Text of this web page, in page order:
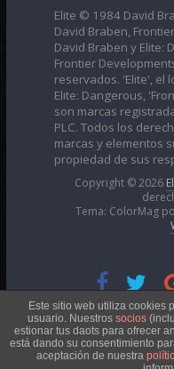
Elite © 1984 David
David Braben,
David Braben y Elite:
Frontier
reservados. 'Elite', el
Elite: Dangerous,
son marcas
PLC. Todos los
marcas y elementos
propiedad de sus
Copyright © 2026
Tema: ColorMag
Esta obra
Atribución-NoComercial 4.0
Este sitio web utiliza cookies
usuario. Nuestros socios
estionar tus daots para ofrecer
está dando su consentimiento
aceptación de nuestra